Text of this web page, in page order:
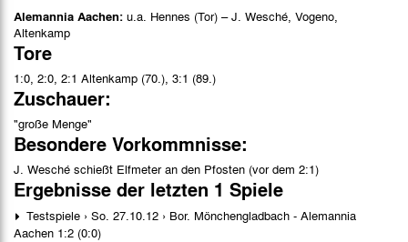
Alemannia Aachen: u.a. Hennes (Tor) – J. Wesché, Vogeno,
Altenkamp
Tore
1:0, 2:0, 2:1 Altenkamp (70.), 3:1 (89.)
Zuschauer:
"große Menge"
Besondere Vorkommnisse:
J. Wesché schießt Elfmeter an den Pfosten (vor dem 2:1)
Ergebnisse der letzten 1 Spiele
Testspiele › So. 27.10.12 › Bor. Mönchengladbach - Alemannia
Aachen 1:2 (0:0)